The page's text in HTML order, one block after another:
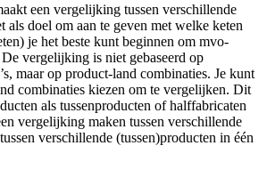
een vergelijking tussen verschillende
als doel om aan te geven met welke keten
je het beste kunt beginnen om mvo-
De vergelijking is niet gebaseerd op
maar op product-land combinaties. Je kunt
combinaties kiezen om te vergelijken. Dit
als tussenproducten of halffabricaten
vergelijking maken tussen verschillende
verschillende (tussen)producten in één